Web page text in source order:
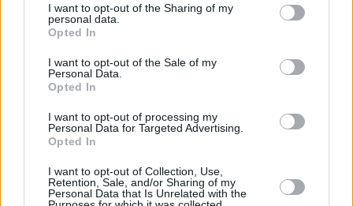
I want to opt-out of the Sharing of my
personal data.
Opted In
I want to opt-out of the Sale of my
Personal Data.
Opted In
I want to opt-out of processing my
Personal Data for Targeted Advertising.
Opted In
I want to opt-out of Collection, Use,
Retention, Sale, and/or Sharing of my
Personal Data that Is Unrelated with the
Περισσότερες ειδήσεις
Τέξας: Προ των πυλών δυο εργοστάσια κατασκευής τσιπ